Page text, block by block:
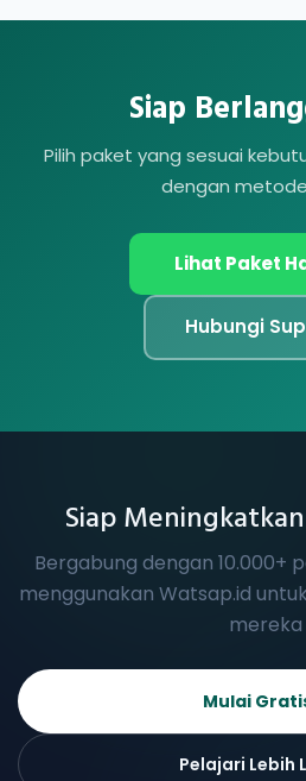
Siap
Pilih paket yang sesuai
dengan
Lihat Paket
Hubungi
Siap
Bergabung dengan 10.000+
menggunakan Watsap.id
mereka
Mulai
Pelajari Lebih